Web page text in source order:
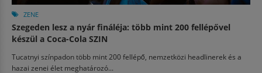
ZENE
Szegeden lesz a nyár fináléja: több mint 200 fellépővel
készül a Coca-Cola SZIN
Tucatnyi színpadon több mint 200 fellépő, nemzetközi headlinerek és a
hazai zenei élet meghatározó...